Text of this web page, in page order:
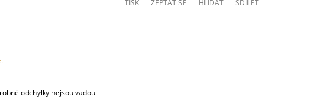
odchylky nejsou vadou
TISK ZEPTAT SE HLÍDAT SDÍLET